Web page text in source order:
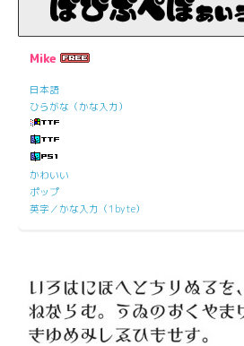
Mike
日本語
ひらがな（かな入力）
かわいい
ポップ
英字／かな入力（1byte）